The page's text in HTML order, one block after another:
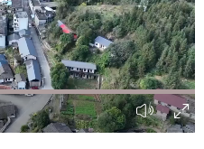
图片 政务
金融 汽车
信息化 数字经济
银龄 溯源中国